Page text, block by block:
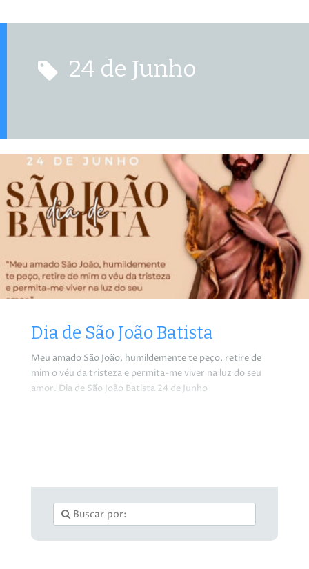
24 de Junho
Dia de São João Batista
Meu amado São João, humildemente te peço, retire de
mim o véu da tristeza e permita-me viver na luz do seu
amor. Dia de São João Batista 24 de Junho